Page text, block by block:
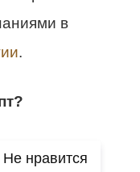
в
.
Не нравится